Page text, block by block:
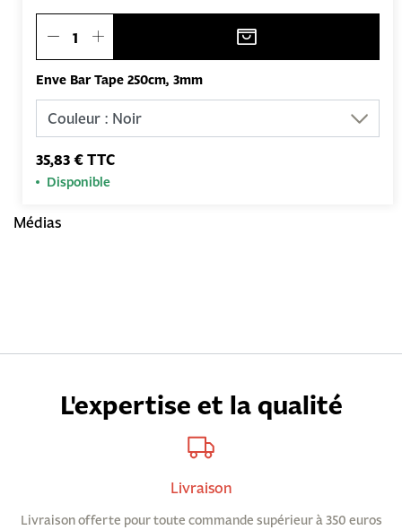
Enve Bar Tape 250cm, 3mm
35,83 € TTC
Disponible
Médias
L'expertise et la qualité
Livraison
Livraison offerte pour toute commande supérieur à 350 euros